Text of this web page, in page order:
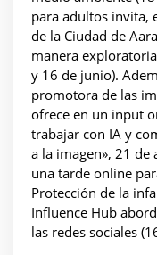
para adultos invita,
de la Ciudad de
manera
y 16 de junio).
promotora de las
ofrece en un input
trabajar con IA y
a la imagen», 21 de
una tarde online
Protección de la
Influence Hub
las redes sociales